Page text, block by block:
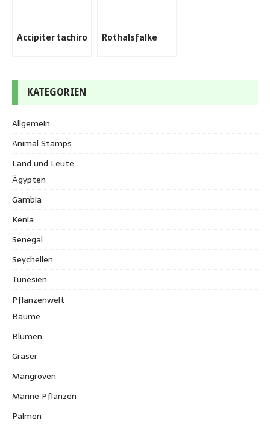
Accipiter tachiro Rothalsfalke
KATEGORIEN
Allgemein
Animal Stamps
Land und Leute
Ägypten
Gambia
Kenia
Senegal
Seychellen
Tunesien
Pflanzenwelt
Bäume
Blumen
Gräser
Mangroven
Marine Pflanzen
Palmen